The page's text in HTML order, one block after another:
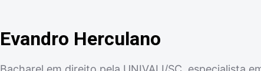
Evandro Herculano